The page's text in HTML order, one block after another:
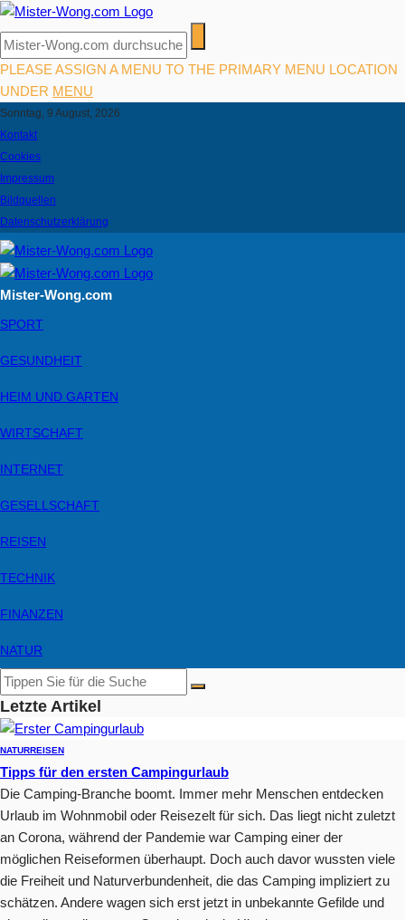
PLEASE ASSIGN A MENU TO THE PRIMARY MENU LOCATION
UNDER MENU
Sonntag, 9 August, 2026
Kontakt
Cookies
Impressum
Bildquellen
Datenschutzerklärung
Mister-Wong.com
SPORT
GESUNDHEIT
HEIM UND GARTEN
WIRTSCHAFT
INTERNET
GESELLSCHAFT
REISEN
TECHNIK
FINANZEN
NATUR
Letzte Artikel
NATURREISEN
Tipps für den ersten Campingurlaub
Die Camping-Branche boomt. Immer mehr Menschen entdecken
Urlaub im Wohnmobil oder Reisezelt für sich. Das liegt nicht zuletzt
an Corona, während der Pandemie war Camping einer der
möglichen Reiseformen überhaupt. Doch auch davor wussten viele
die Freiheit und Naturverbundenheit, die das Camping impliziert zu
schätzen. Andere wagen sich erst jetzt in unbekannte Gefilde und